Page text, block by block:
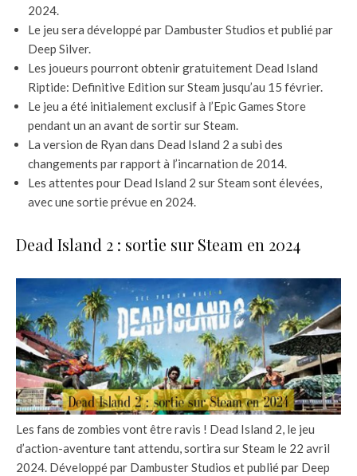
2024.
Le jeu sera développé par Dambuster Studios et publié par
Deep Silver.
Les joueurs pourront obtenir gratuitement Dead Island
Riptide: Definitive Edition sur Steam jusqu’au 15 février.
Le jeu a été initialement exclusif à l’Epic Games Store
pendant un an avant de sortir sur Steam.
La version de Ryan dans Dead Island 2 a subi des
changements par rapport à l’incarnation de 2014.
Les attentes pour Dead Island 2 sur Steam sont élevées,
avec une sortie prévue en 2024.
Dead Island 2 : sortie sur Steam en 2024
Les fans de zombies vont être ravis ! Dead Island 2, le jeu
d’action-aventure tant attendu, sortira sur Steam le 22 avril
2024. Développé par Dambuster Studios et publié par Deep